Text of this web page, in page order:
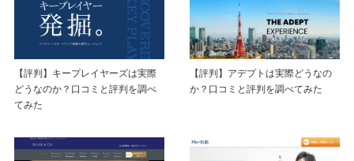
【評判】キープレイヤーズは実際
どうなのか？口コミと評判を調べ
てみた
【評判】アデプトは実際どうなの
か？口コミと評判を調べてみた